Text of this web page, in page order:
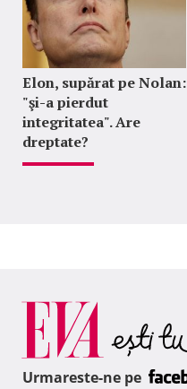
Elon, supărat pe Nolan:
"şi-a pierdut
integritatea". Are
dreptate?
Urmareste-ne pe